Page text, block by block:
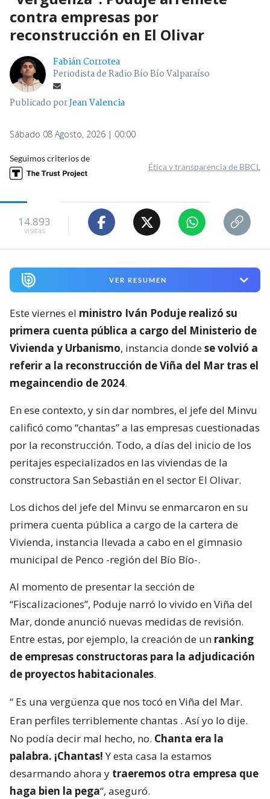
contra empresas por
reconstrucción en El Olivar
Fabián Corrotea
Periodista de Radio Bío Bío Valparaíso
Publicado porJean Valencia
Sábado 08 Agosto, 2026 | 00:00
Seguimos criterios de
Ética y transparencia de BBCL
14.893
visitas
VER RESUMEN
Este viernes el ministro Iván Poduje realizó su
primera cuenta pública a cargo del Ministerio de
Vivienda y Urbanismo, instancia dondese volvió a
referir a la reconstrucción de Viña del Mar tras el
megaincendio de 2024.
En ese contexto, y sin dar nombres, el jefe del Minvu
calificó como “chantas” a las empresas cuestionadas
por la reconstrucción. Todo, a días del inicio de los
peritajes especializados en las viviendas de la
constructora San Sebastián en el sector El Olivar.
Los dichos del jefe del Minvu se enmarcaron en su
primera cuenta pública a cargo de la cartera de
Vivienda, instancia llevada a cabo en el gimnasio
municipal de Penco -región del Bío Bío-.
Al momento de presentar la sección de
“Fiscalizaciones”, Poduje narró lo vivido en Viña del
Mar, donde anunció nuevas medidas de revisión.
Entre estas, por ejemplo, la creación de un ranking
de empresas constructoras para la adjudicación
de proyectos habitacionales.
“ Es una vergüenza que nos tocó en Viña del Mar.
Eran perfiles terriblemente chantas . Así yo lo dije.
No podía decir mal hecho, no. Chanta era la
palabra. ¡Chantas!Y esta casa la estamos
desarmando ahora y traeremos otra empresa que
haga bien la pega“, aseguró.